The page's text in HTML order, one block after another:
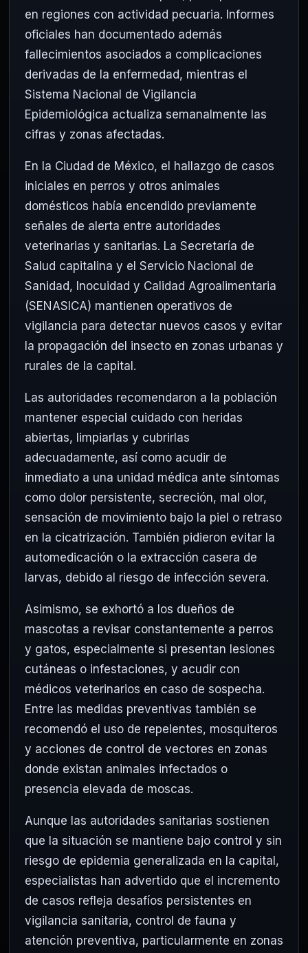
en regiones con actividad pecuaria. Informes
oficiales han documentado además
fallecimientos asociados a complicaciones
derivadas de la enfermedad, mientras el
Sistema Nacional de Vigilancia
Epidemiológica actualiza semanalmente las
cifras y zonas afectadas.
En la Ciudad de México, el hallazgo de casos
iniciales en perros y otros animales
domésticos había encendido previamente
señales de alerta entre autoridades
veterinarias y sanitarias. La Secretaría de
Salud capitalina y el Servicio Nacional de
Sanidad, Inocuidad y Calidad Agroalimentaria
(SENASICA) mantienen operativos de
vigilancia para detectar nuevos casos y evitar
la propagación del insecto en zonas urbanas y
rurales de la capital.
Las autoridades recomendaron a la población
mantener especial cuidado con heridas
abiertas, limpiarlas y cubrirlas
adecuadamente, así como acudir de
inmediato a una unidad médica ante síntomas
como dolor persistente, secreción, mal olor,
sensación de movimiento bajo la piel o retraso
en la cicatrización. También pidieron evitar la
automedicación o la extracción casera de
larvas, debido al riesgo de infección severa.
Asimismo, se exhortó a los dueños de
mascotas a revisar constantemente a perros
y gatos, especialmente si presentan lesiones
cutáneas o infestaciones, y acudir con
médicos veterinarios en caso de sospecha.
Entre las medidas preventivas también se
recomendó el uso de repelentes, mosquiteros
y acciones de control de vectores en zonas
donde existan animales infectados o
presencia elevada de moscas.
Aunque las autoridades sanitarias sostienen
que la situación se mantiene bajo control y sin
riesgo de epidemia generalizada en la capital,
especialistas han advertido que el incremento
de casos refleja desafíos persistentes en
vigilancia sanitaria, control de fauna y
atención preventiva, particularmente en zonas